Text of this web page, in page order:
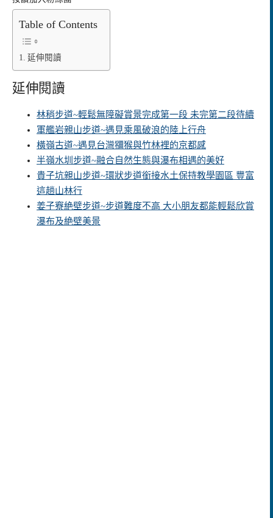
Table of Contents
延伸閱讀
延伸閱讀
林稍步道~輕鬆無障礙賞景完成第一段 未完第二段待續
軍艦岩親山步道~遇見乘風破浪的陸上行舟
橫嶺古道~遇見台灣獼猴與竹林裡的京都感
半嶺水圳步道~融合自然生態與瀑布相遇的美好
貴子坑親山步道~環狀步道銜接水土保持教學園區 豐富
這趟山林行
姜子竂絶壁步道~步道難度不高 大小朋友都能輕鬆欣賞
瀑布及絶壁美景